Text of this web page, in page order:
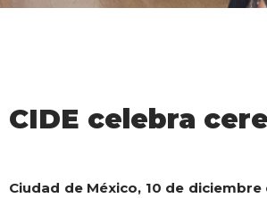
CIDE celebra
Ciudad de México, 10 de diciembre